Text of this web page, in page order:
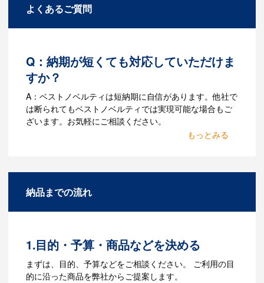
よくあるご質問
Q：納期が短くても対応していただけま
すか？
A：ベストノベルティは短納期に自信があります。他社で
は断られてもベストノベルティでは実現可能な場合もご
ざいます。お気軽にご相談ください。
があります。Adobe illustratorのaiファイ
Q：ウェブサイトに掲載され
ていないオリジナルのノベル
納品までの流れ
1.目的・予算・商品などを決める
まずは、目的、予算などをご相談ください。 ご利用の目
的に沿った商品を弊社からご提案します。